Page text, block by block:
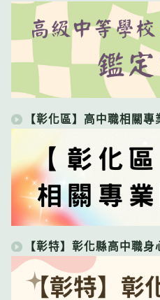
【彰化區】高中職相關
【彰特】彰化縣高中職